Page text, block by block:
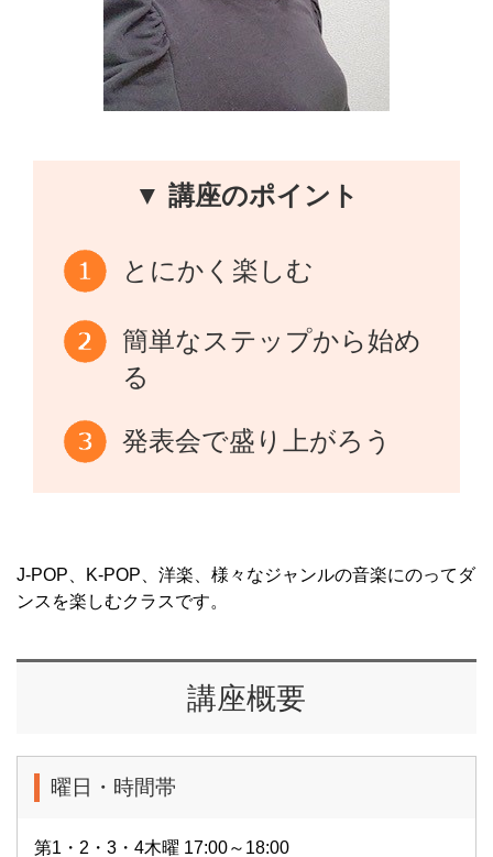
▼ 講座のポイント
とにかく楽しむ
簡単なステップから始め
る
発表会で盛り上がろう
J-POP、K-POP、洋楽、様々なジャンルの音楽にのってダ
ンスを楽しむクラスです。
講座概要
曜日・時間帯
第1・2・3・4木曜 17:00～18:00